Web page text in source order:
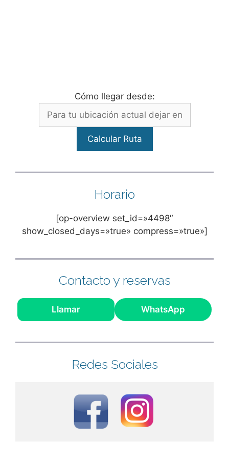
Cómo llegar desde:
Horario
[op-overview set_id=»4498″
show_closed_days=»true» compress=»true»]
Contacto y reservas
Llamar WhatsApp
Redes Sociales